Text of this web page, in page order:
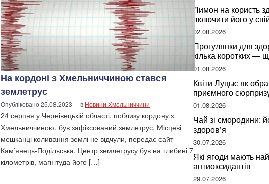
На кордоні з Хмельниччиною стався
землетрус
Опубліковано25.08.2023 в Новини Хмельниччини
24 серпня у Чернівецькій області, поблизу кордону з
Хмельниччиною, був зафіксований землетрус. Місцеві
мешканці коливання землі не відчули, передає сайт
Кам’янець-Подільська. Центр землетрусу був на глибині 7
кілометрів, магнітуда його […]
Лимон на користь
включити його у
02.08.2026
Прогулянки для
кілька коротких —
01.08.2026
Квіти Луцьк: як
приємного
01.08.2026
Чай зі смородини:
здоров’я
30.07.2026
Які ягоди мають
антиоксидантів
29.07.2026